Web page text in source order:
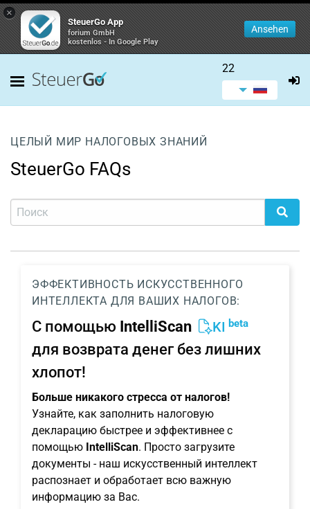
×
SteuerGo App
forium GmbH
kostenlos - In Google Play
Ansehen
22
ЦЕЛЫЙ МИР НАЛОГОВЫХ ЗНАНИЙ
SteuerGo FAQs
ЭФФЕКТИВНОСТЬ ИСКУССТВЕННОГО
ИНТЕЛЛЕКТА ДЛЯ ВАШИХ НАЛОГОВ:
С помощью IntelliScan KI beta
для возврата денег без лишних
хлопот!
Больше никакого стресса от налогов!
Узнайте, как заполнить налоговую
декларацию быстрее и эффективнее с
помощью IntelliScan. Просто загрузите
документы - наш искусственный интеллект
распознает и обработает всю важную
информацию за Вас.